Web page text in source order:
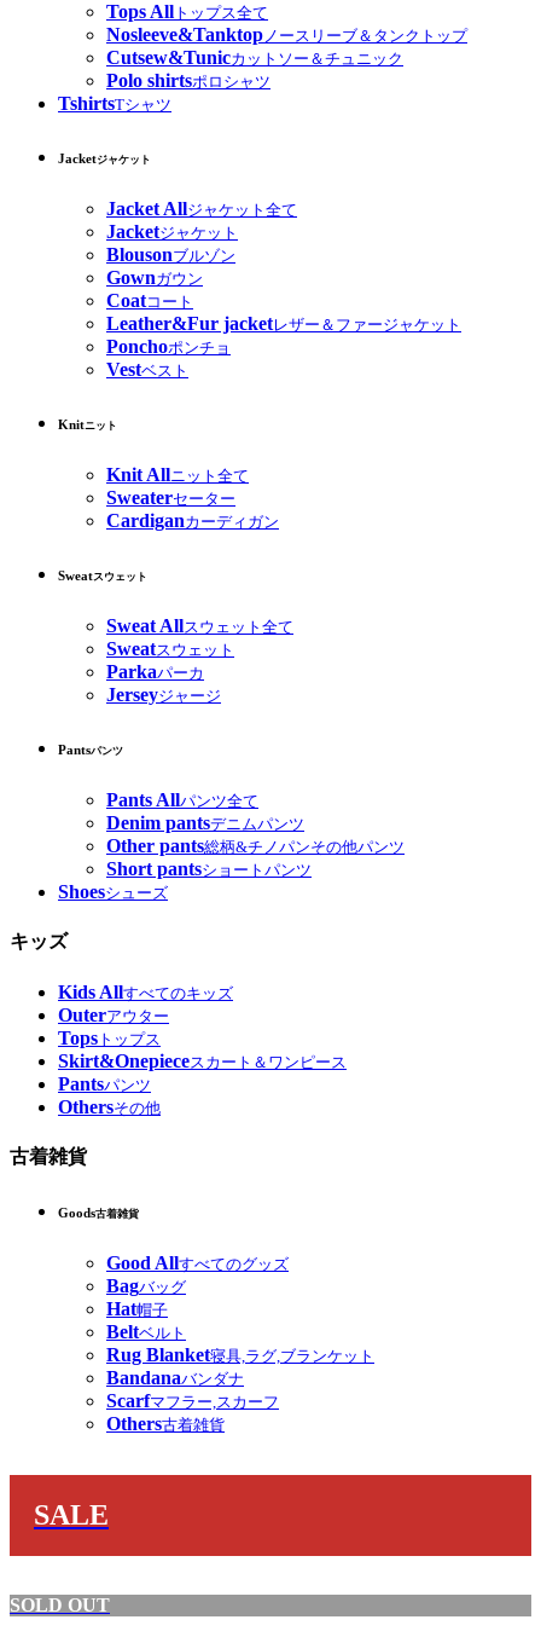
Tops All トップス全て
Nosleeve&Tanktopノースリーブ＆タンクトップ
Cutsew&Tunicカットソー＆チュニック
Polo shirtsポロシャツ
TshirtsTシャツ
Jacketジャケット
Jacket Allジャケット全て
Jacketジャケット
Blousonブルゾン
Gownガウン
Coatコート
Leather&Fur jacketレザー＆ファージャケット
Ponchoポンチョ
Vestベスト
Knitニット
Knit Allニット全て
Sweaterセーター
Cardiganカーディガン
Sweatスウェット
Sweat Allスウェット全て
Sweatスウェット
Parkaパーカ
Jerseyジャージ
Pantsパンツ
Pants Allパンツ全て
Denim pantsデニムパンツ
Other pants総柄&チノパンその他パンツ
Short pantsショートパンツ
Shoesシューズ
キッズ
Kids Allすべてのキッズ
Outerアウター
Tops トップス
Skirt&Onepieceスカート＆ワンピース
Pantsパンツ
Othersその他
古着雑貨
Goods古着雑貨
Good Allすべてのグッズ
Bagバッグ
Hat帽子
Beltベルト
Rug Blanket寝具,ラグ,ブランケット
Bandanaバンダナ
Scarfマフラー,スカーフ
Others古着雑貨
SALE
SOLD OUT